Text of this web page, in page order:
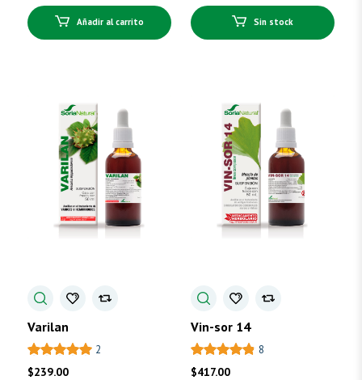
Añadir al carrito Sin stock
Varilan
2
$239.00
Vin-sor 14
8
$417.00